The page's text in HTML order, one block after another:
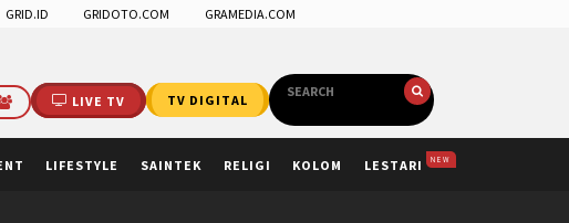
GRID.ID GRIDOTO.COM
GRAMEDIA.COM
LIVE TV TV DIGITAL
LIFESTYLE SAINTEK RELIGI KOLOM LESTARI NEW